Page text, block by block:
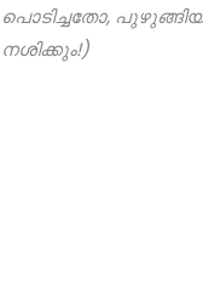
പൊടിച്ചതോ,
നശിക്കും!)